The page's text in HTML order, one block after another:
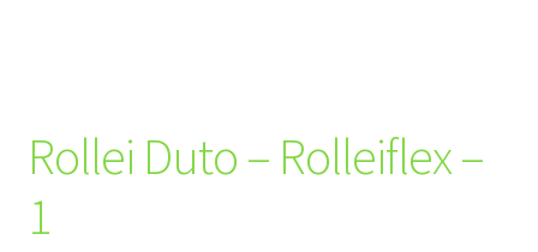
Rollei Duto – Rolleiflex –
1